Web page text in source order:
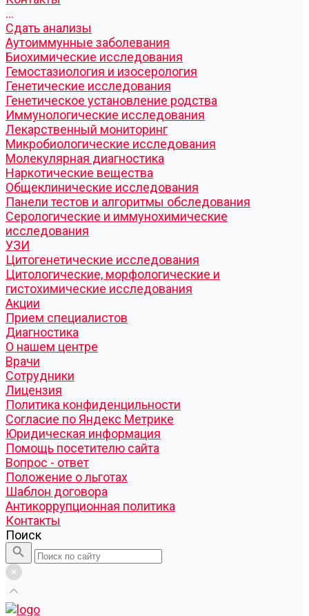
...
Cдать анализы
Аутоиммунные заболевания
Биохимические исследования
Гемостазиология и изосерология
Генетические исследования
Генетическое установление родства
Иммунологические исследования
Лекарственный мониторинг
Микробиологические исследования
Молекулярная диагностика
Наркотические вещества
Общеклинические исследования
Панели тестов и алгоритмы обследования
Серологические и иммунохимические
исследования
УЗИ
Цитогенетические исследования
Цитологические, морфологические и
гистохимические исследования
Акции
Прием специалистов
Диагностика
О нашем центре
Врачи
Сотрудники
Лицензия
Политика конфиденцильности
Согласие по Яндекс Метрике
Юридическая информация
Помощь посетителю сайта
Вопрос - ответ
Положение о льготах
Шаблон договора
Антикоррупционная политика
Контакты
Поиск